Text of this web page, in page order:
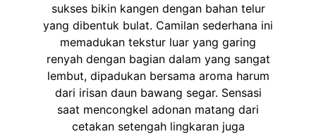
sukses bikin kangen dengan bahan telur
yang dibentuk bulat. Camilan sederhana ini
memadukan tekstur luar yang garing
renyah dengan bagian dalam yang sangat
lembut, dipadukan bersama aroma harum
dari irisan daun bawang segar. Sensasi
saat mencongkel adonan matang dari
cetakan setengah lingkaran juga